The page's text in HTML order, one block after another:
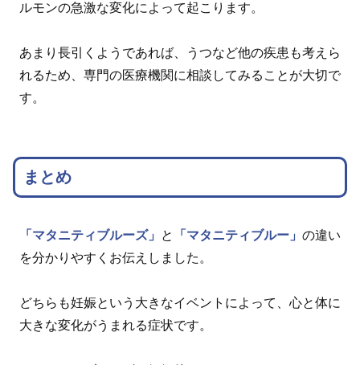
ルモンの急激な変化によって起こります。
あまり長引くようであれば、うつなど他の疾患も考えら
れるため、専門の医療機関に相談してみることが大切で
す。
まとめ
「マタニティブルーズ」 と 「マタニティブルー」 の違い
を分かりやすくお伝えしました。
どちらも妊娠という大きなイベントによって、心と体に
大きな変化がうまれる症状です。